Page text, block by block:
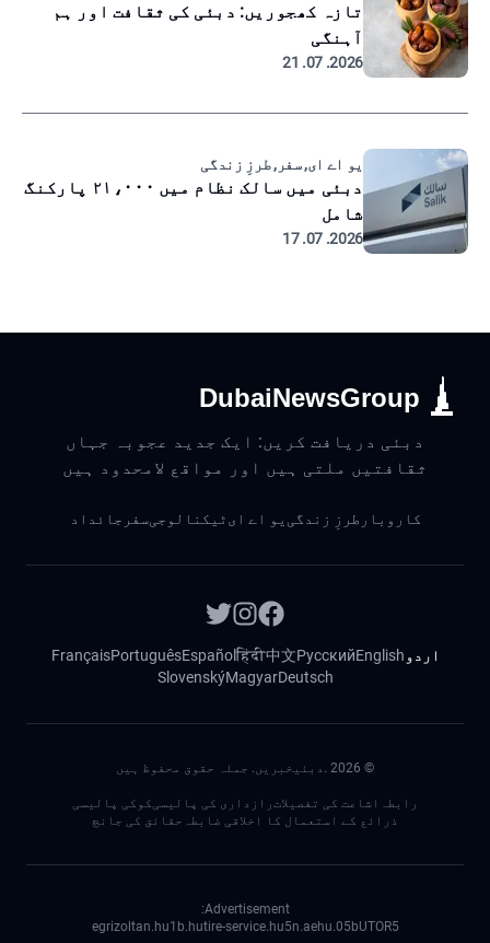
تازہ کھجوریں: دبئی کی ثقافت اور ہم
آہنگی
2026. 07. 21
یو اے ای, سفر, طرزِ زندگی
دبئی میں سالک نظام میں ۲۱،۰۰۰ پارکنگ
شامل
2026. 07. 17
DubaiNewsGroup
دبئی دریافت کریں: ایک جدید عجوبہ جہاں
ثقافتیں ملتی ہیں اور مواقع لامحدود ہیں
کاروبار طرزِ زندگی یو اے ایٹیکنالوجیسفر جائداد
اردو English
Русский
中文
हिंदी
Español
Português
Français
Deutsch
Magyar
Slovenský
©
2026 .دبئیخبریں. جملہ حقوق محفوظ ہیں
رابطہ اشاعت کی تفصیلاترازداری کی پالیسیکوکی پالیسی
ذرائع کے استعمال کا اخلاقی ضابطہ حقائق کی جانچ
Advertisement:
bUTOR5
05.hu
5n.ae
tire-service.hu
1b.hu
egrizoltan.hu